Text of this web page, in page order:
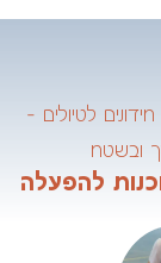
חידונים לטיולים –
ובשטח
להפעלה